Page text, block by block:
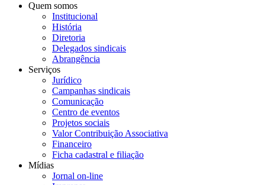
Quem somos
Institucional
História
Diretoria
Delegados sindicais
Abrangência
Serviços
Jurídico
Campanhas sindicais
Comunicação
Centro de eventos
Projetos sociais
Valor Contribuição Associativa
Financeiro
Ficha cadastral e filiação
Mídias
Jornal on-line